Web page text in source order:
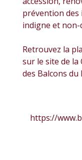
prévention des
indigne et non-
Retrouvez la
sur le site de la
des Balcons du
https://